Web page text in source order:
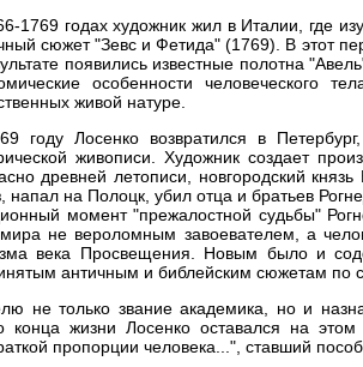
1769 годах художник жил в Италии, где
сюжет "Зевс и Фетида" (1769). В этот
появились известные полотна
особенности человеческого
живой натуре.
году Лосенко возвратился в
живописи. Художник создает
древней летописи, новгородский
напал на Полоцк, убил отца и братьев
момент "прежалостной судьбы"
не вероломным завоевателем, а
века Просвещения. Новым было и
античным и библейским сюжетам по
не только звание академика, но и
жизни Лосенко оставался на
пропорции человека...", ставший